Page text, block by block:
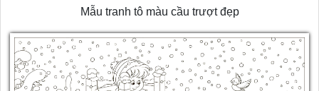
Mẫu tranh tô màu cầu trượt đẹp